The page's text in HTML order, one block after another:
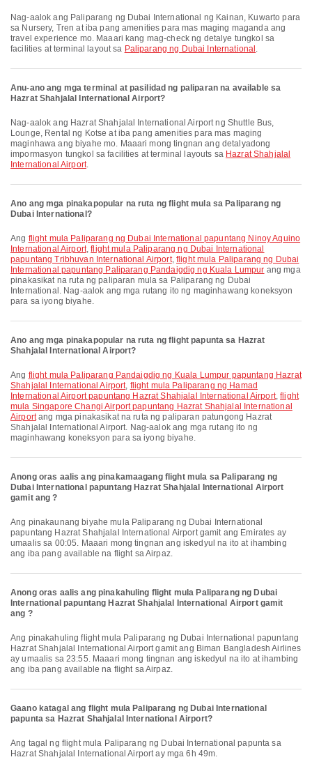
Nag-aalok ang Paliparang ng Dubai International ng Kainan, Kuwarto para
sa Nursery, Tren at iba pang amenities para mas maging maganda ang
travel experience mo. Maaari kang mag-check ng detalye tungkol sa
facilities at terminal layout sa Paliparang ng Dubai International .
Anu-ano ang mga terminal at pasilidad ng paliparan na available sa
Hazrat Shahjalal International Airport?
Nag-aalok ang Hazrat Shahjalal International Airport ng Shuttle Bus,
Lounge, Rental ng Kotse at iba pang amenities para mas maging
maginhawa ang biyahe mo. Maaari mong tingnan ang detalyadong
impormasyon tungkol sa facilities at terminal layouts sa Hazrat Shahjalal
International Airport.
Ano ang mga pinakapopular na ruta ng flight mula sa Paliparang ng
Dubai International?
Ang flight mula Paliparang ng Dubai International papuntang Ninoy Aquino
International Airport,flight mula Paliparang ng Dubai International
papuntang Tribhuvan International Airport,flight mula Paliparang ng Dubai
International papuntang Paliparang Pandaigdig ng Kuala Lumpur ang mga
pinakasikat na ruta ng paliparan mula sa Paliparang ng Dubai
International. Nag-aalok ang mga rutang ito ng maginhawang koneksyon
para sa iyong biyahe.
Ano ang mga pinakapopular na ruta ng flight papunta sa Hazrat
Shahjalal International Airport?
Ang flight mula Paliparang Pandaigdig ng Kuala Lumpur papuntang Hazrat
Shahjalal International Airport, flight mula Paliparang ng Hamad
International Airport papuntang Hazrat Shahjalal International Airport,flight
mula Singapore Changi Airport papuntang Hazrat Shahjalal International
Airportang mga pinakasikat na ruta ng paliparan patungong Hazrat
Shahjalal International Airport. Nag-aalok ang mga rutang ito ng
maginhawang koneksyon para sa iyong biyahe.
Anong oras aalis ang pinakamaagang flight mula sa Paliparang ng
Dubai International papuntang Hazrat Shahjalal International Airport
gamit ang ?
Ang pinakaunang biyahe mula Paliparang ng Dubai International
papuntang Hazrat Shahjalal International Airport gamit ang Emirates ay
umaalis sa 00:05. Maaari mong tingnan ang iskedyul na ito at ihambing
ang iba pang available na flight sa Airpaz.
Anong oras aalis ang pinakahuling flight mula Paliparang ng Dubai
International papuntang Hazrat Shahjalal International Airport gamit
ang ?
Ang pinakahuling flight mula Paliparang ng Dubai International papuntang
Hazrat Shahjalal International Airport gamit ang Biman Bangladesh Airlines
ay umaalis sa 23:55. Maaari mong tingnan ang iskedyul na ito at ihambing
ang iba pang available na flight sa Airpaz.
Gaano katagal ang flight mula Paliparang ng Dubai International
papunta sa Hazrat Shahjalal International Airport?
Ang tagal ng flight mula Paliparang ng Dubai International papunta sa
Hazrat Shahjalal International Airport ay mga 6h 49m.